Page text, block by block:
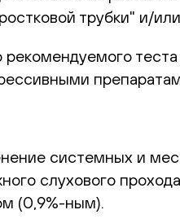
трубки" и/
рекомендуемого
системных и
слухового
(0,9%-ным).